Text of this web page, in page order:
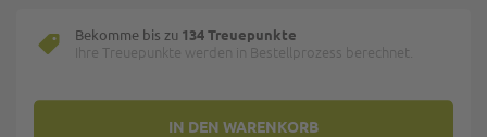
IN DEN WARENKORB
Bekomme bis zu 134 Treuepunkte
Ihre Treuepunkte werden in Bestellprozess berechnet.